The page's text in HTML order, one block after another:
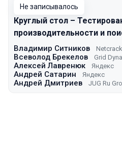
Не записывалось
Круглый стол –
производительности и
Владимир Ситников
Всеволод Брекелов Grid
Алексей Лавренюк Яндекс
Андрей Сатарин Яндекс
Андрей Дмитриев JUG Ru